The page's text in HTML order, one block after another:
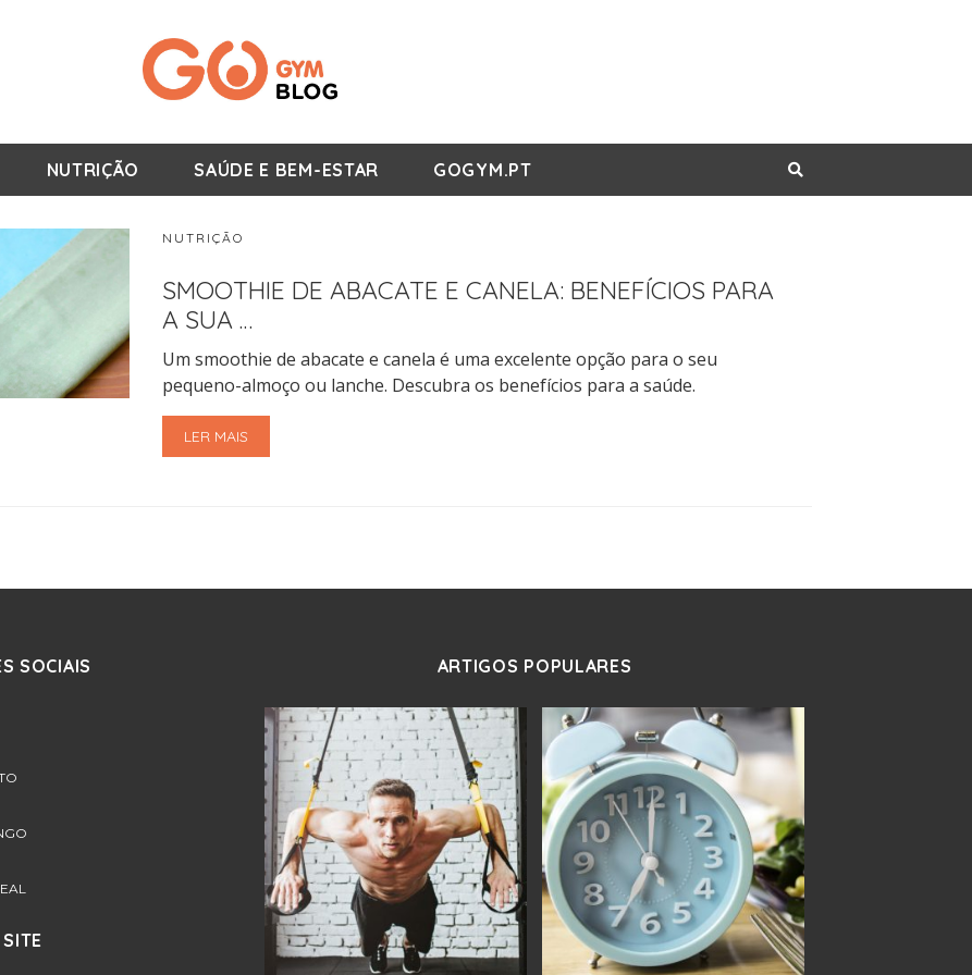
NUTRIÇÃO SAÚDE E BEM-ESTAR GOGYM.PT
NUTRIÇÃO
SMOOTHIE DE ABACATE E CANELA: BENEFÍCIOS PARA
A SUA …
Um smoothie de abacate e canela é uma excelente opção para o seu
pequeno-almoço ou lanche. Descubra os benefícios para a saúde.
LER MAIS
SOCIAIS ARTIGOS POPULARES